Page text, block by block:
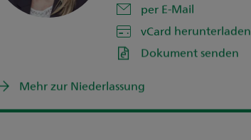
per E-Mail
vCard herunterladen
Dokument senden
Mehr zur Niederlassung